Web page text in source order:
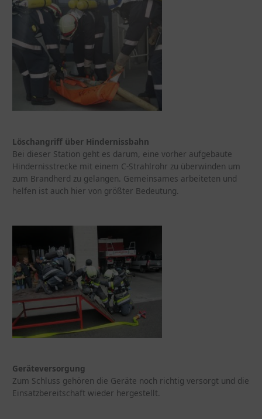
Löschangriff über Hindernissbahn
Bei dieser Station geht es darum, eine vorher aufgebaute
Hindernisstrecke mit einem C-Strahlrohr zu überwinden um
zum Brandherd zu gelangen. Gemeinsames arbeiteten und
helfen ist auch hier von größter Bedeutung.
Geräteversorgung
Zum Schluss gehören die Geräte noch richtig versorgt und die
Einsatzbereitschaft wieder hergestellt.